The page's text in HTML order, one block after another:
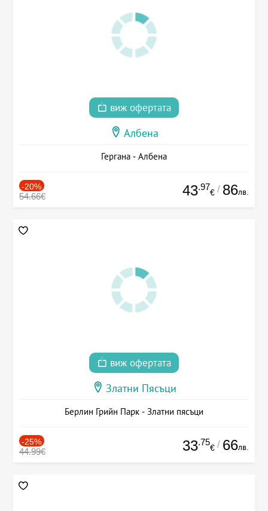
виж офертата
Албена
Гергана - Албена
-20%
54.66€ 43.97
€ / 86лв.
виж офертата
Златни Пясъци
Берлин Грийн Парк - Златни пясъци
-25%
44.99€ 33.75
€ / 66лв.